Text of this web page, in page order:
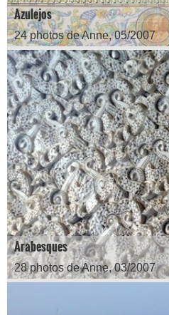
Azulejos
24 photos de Anne, 05/2007
Arabesques
28 photos de Anne, 03/2007